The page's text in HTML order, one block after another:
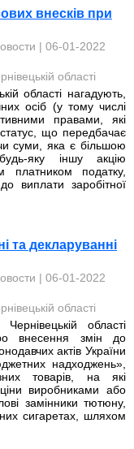
внесків при
| 06-01-2022
області
області нагадують,
осіб (у тому числі
правами, які
що передбачає
суми, яка є більшою
яку іншу акцію
платником податку,
виплати заробітної
та декларуванні
| 06-01-2022
області
області
внесення змін до
актів України
надходжень»,
товарів, на які
виробниками або
замінники тютюну,
сигаретах, шляхом